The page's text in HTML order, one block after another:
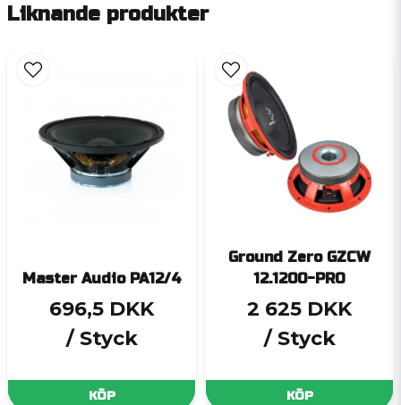
Liknande produkter
Master Audio PA12/4
696,5 DKK
/ Styck
KÖP
Ground Zero GZCW
12.1200-PRO
2 625 DKK
/ Styck
KÖP